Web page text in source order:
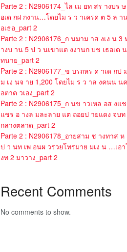
Parte 2 : N2906174_ไล เม ยท สร างบร
อเด กฝ กงาน…โดยไม ร ว าเครด ต 5 ล า
อเธอ_part 2
Parte 2 : N2906176_ก นมาม าส งเง น 3
างบ าน 5 ป ว นเขาแต งงานก บช เธอเด
ทนาย_part 2
Parte 2 : N2906177_ข บรถหร ด าเด กป
ม เง นจ าย 1,200 โดยไม ร ว าล งคนน น
อตาต วเอง_part 2
Parte 2 : N2906175_ก นข าวเหล อส งแ
แชร อ างล มละลาย แต ถอยป ายแดง จบ
กลางตลาด_part 2
Parte 2 : N2906178_อายสาม ช างทาส
ป ว นท เพ อนผ วรวยโทรมาย มเง น …เอ
งท 2 มาวาง_part 2
Recent Comments
No comments to show.